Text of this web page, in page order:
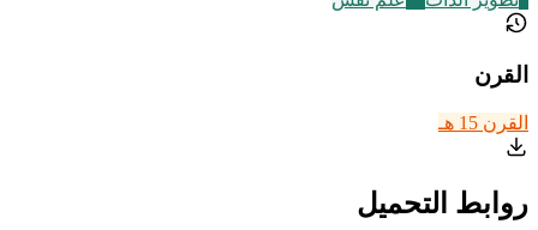
القرن
القرن 15 هـ
روابط التحميل